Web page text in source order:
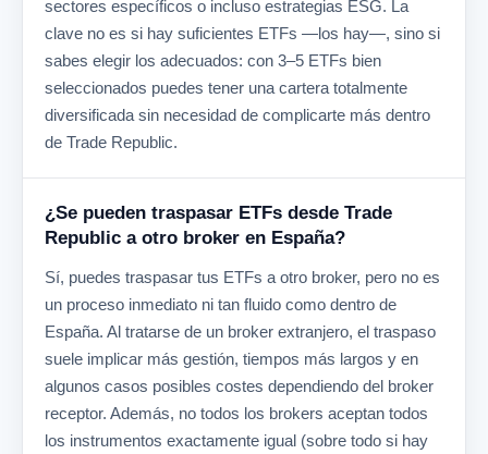
sectores específicos o incluso estrategias ESG. La
clave no es si hay suficientes ETFs —los hay—, sino si
sabes elegir los adecuados: con 3–5 ETFs bien
seleccionados puedes tener una cartera totalmente
diversificada sin necesidad de complicarte más dentro
de Trade Republic.
¿Se pueden traspasar ETFs desde Trade
Republic a otro broker en España?
Sí, puedes traspasar tus ETFs a otro broker, pero no es
un proceso inmediato ni tan fluido como dentro de
España. Al tratarse de un broker extranjero, el traspaso
suele implicar más gestión, tiempos más largos y en
algunos casos posibles costes dependiendo del broker
receptor. Además, no todos los brokers aceptan todos
los instrumentos exactamente igual (sobre todo si hay